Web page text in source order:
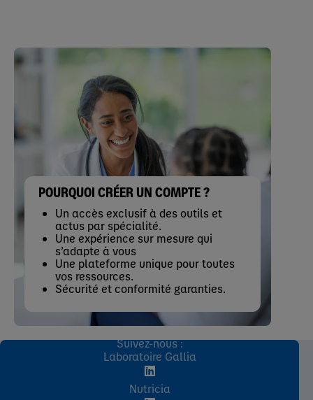
POURQUOI CRÉER UN COMPTE ?
Un accès exclusif à des outils et
actus par spécialité.
Une expérience sur mesure qui
s’adapte à vous
Une plateforme unique pour toutes
vos ressources.
Sécurité et conformité garanties.
Suivez-nous :
Laboratoire Gallia
Nutricia